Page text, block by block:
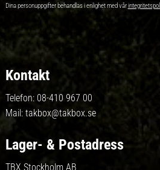
Dina personuppgifter behandlas i enlighet med vår
Kontakt
Telefon: 08-410 967 00
Mail: takbox@takbox.se
Lager- & Postadress
TBX Stockholm AB